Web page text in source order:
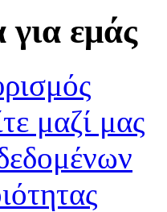
εμάς
μαζί μας